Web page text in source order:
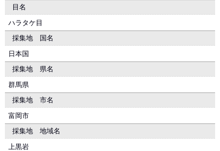
目名
ハラタケ目
採集地 国名
日本国
採集地 県名
群馬県
採集地 市名
富岡市
採集地 地域名
上黒岩